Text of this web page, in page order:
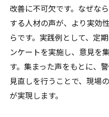
改善に不可欠です。なぜな
する人材の声が、より実効
らです。実践例として、定
ンケートを実施し、意見を
す。集まった声をもとに、
見直しを行うことで、現場
が実現します。